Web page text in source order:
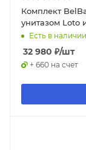
Комплект
унитазом Loto
Есть в
32 980 ₽/шт
+ 660 на счет